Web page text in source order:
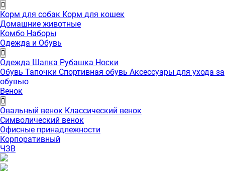
Корм для собак Корм для кошек
Домашние животные
Комбо Наборы
Одежда и Обувь
Одежда Шапка Рубашка Носки
Обувь Тапочки Спортивная обувь Аксессуары для ухода за
обувью
Венок
Овальный венок Классический венок
Символический венок
Офисные принадлежности
Корпоративный
ЧЗВ